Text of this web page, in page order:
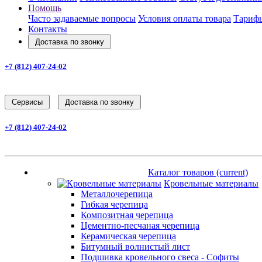
Помощь
Часто задаваемые вопросы Условия оплаты товара
Контакты
Доставка по звонку
+7 (812) 407-24-02
Cервисы Доставка по звонку
+7 (812) 407-24-02
Каталог товаров (current)
Кровельные материалы
Металлочерепица
Гибкая черепица
Композитная черепица
Цементно-песчаная черепица
Керамическая черепица
Битумный волнистый лист
Подшивка кровельного свеса - Софиты